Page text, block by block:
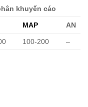
khuyến cáo
MAP AN
100-200 –